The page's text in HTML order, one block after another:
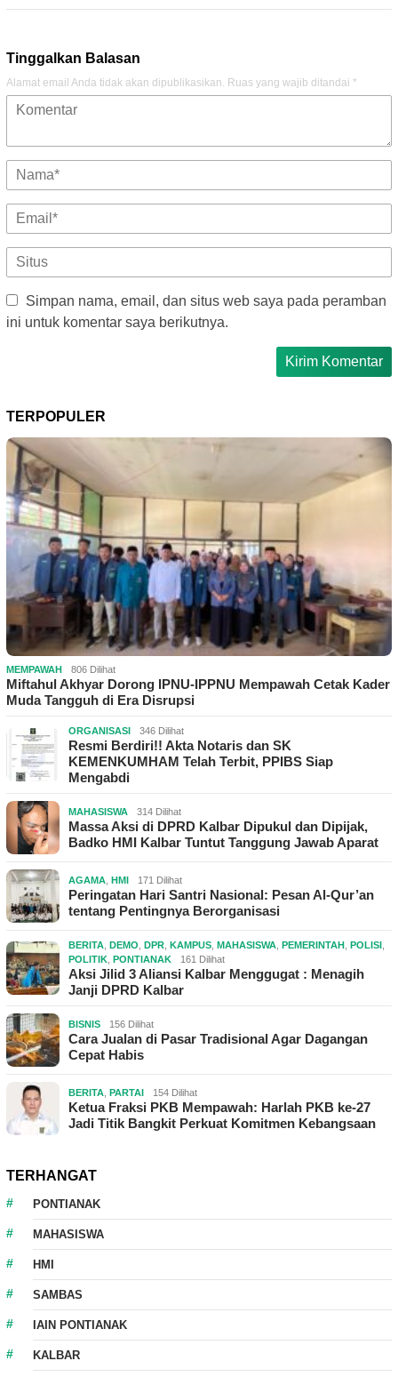
Tinggalkan Balasan
Alamat email Anda tidak akan dipublikasikan. Ruas yang wajib ditandai *
Simpan nama, email, dan situs web saya pada peramban
ini untuk komentar saya berikutnya.
TERPOPULER
MEMPAWAH 806 Dilihat
Miftahul Akhyar Dorong IPNU-IPPNU Mempawah Cetak Kader
Muda Tangguh di Era Disrupsi
ORGANISASI 346 Dilihat
Resmi Berdiri!! Akta Notaris dan SK
KEMENKUMHAM Telah Terbit, PPIBS Siap
Mengabdi
MAHASISWA 314 Dilihat
Massa Aksi di DPRD Kalbar Dipukul dan Dipijak,
Badko HMI Kalbar Tuntut Tanggung Jawab Aparat
AGAMA HMI 171 Dilihat
Peringatan Hari Santri Nasional: Pesan Al-Qur’an
tentang Pentingnya Berorganisasi
BERITA DEMO DPR KAMPUS MAHASISWA PEMERINTAH POLISI
POLITIK PONTIANAK 161 Dilihat
Aksi Jilid 3 Aliansi Kalbar Menggugat : Menagih
Janji DPRD Kalbar
BISNIS 156 Dilihat
Cara Jualan di Pasar Tradisional Agar Dagangan
Cepat Habis
BERITA PARTAI 154 Dilihat
Ketua Fraksi PKB Mempawah: Harlah PKB ke-27
Jadi Titik Bangkit Perkuat Komitmen Kebangsaan
TERHANGAT
PONTIANAK
MAHASISWA
HMI
SAMBAS
IAIN PONTIANAK
KALBAR